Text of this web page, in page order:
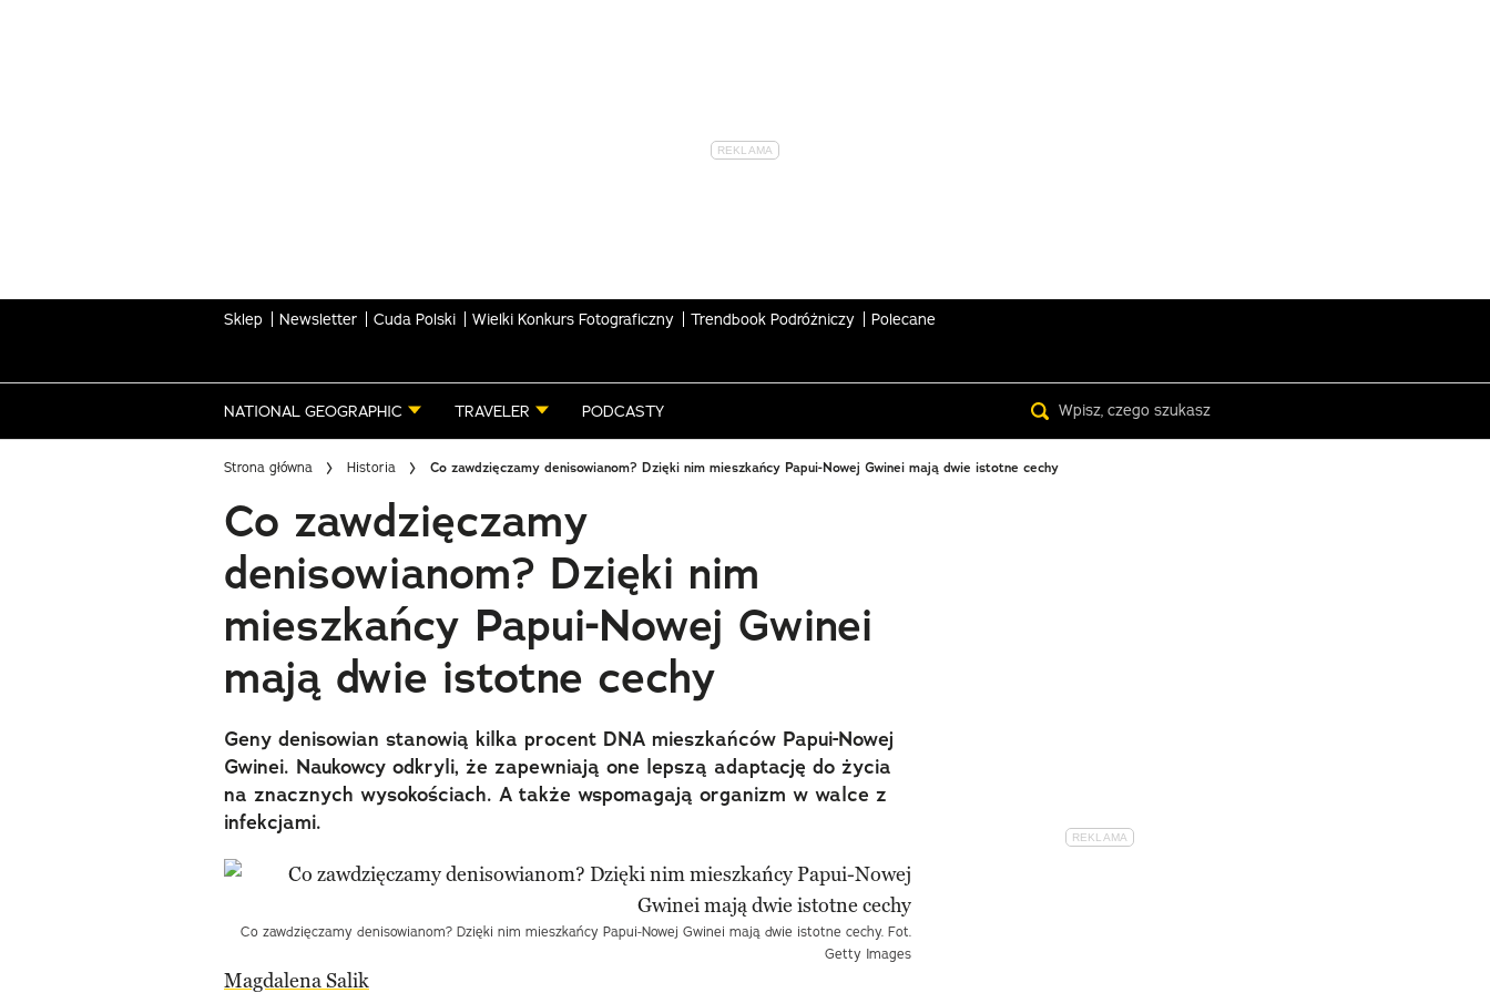
Sklep Newsletter Cuda Polski Wielki Konkurs Fotograficzny Trendbook Podróżniczy Polecane
NATIONAL GEOGRAPHIC TRAVELER PODCASTY
Strona główna Historia Co zawdzięczamy denisowianom? Dzięki nim mieszkańcy Papui-Nowej Gwinei mają dwie istotne cechy
Co zawdzięczamy
denisowianom? Dzięki nim
mieszkańcy Papui-Nowej Gwinei
mają dwie istotne cechy
Geny denisowian stanowią kilka procent DNA mieszkańców Papui-Nowej
Gwinei. Naukowcy odkryli, że zapewniają one lepszą adaptację do życia
na znacznych wysokościach. A także wspomagają organizm w walce z
infekcjami.
Co zawdzięczamy denisowianom? Dzięki nim mieszkańcy Papui-Nowej Gwinei mają dwie istotne cechy. Fot.
Getty Images
Magdalena Salik